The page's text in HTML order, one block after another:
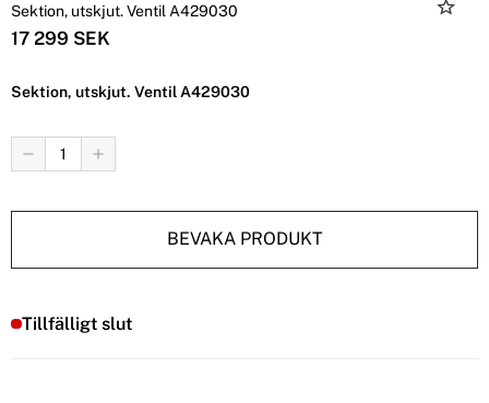
Sektion, utskjut. Ventil A429030
17 299 SEK
Sektion, utskjut. Ventil A429030
BEVAKA PRODUKT
Tillfälligt slut